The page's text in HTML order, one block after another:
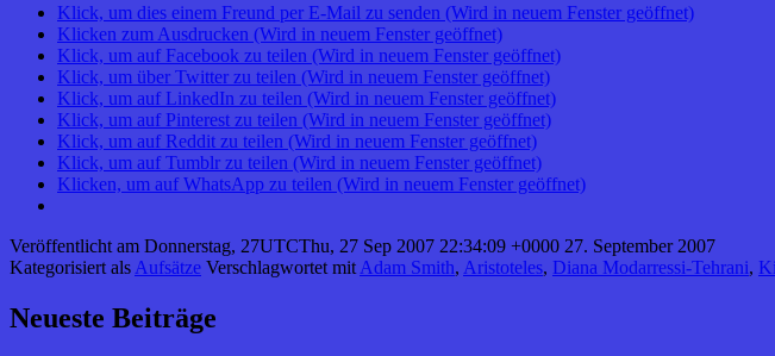
Klick, um dies einem Freund per E-Mail zu senden (Wird in neuem Fenster geöffnet)
Klicken zum Ausdrucken (Wird in neuem Fenster geöffnet)
Klick, um auf Facebook zu teilen (Wird in neuem Fenster geöffnet)
Klick, um über Twitter zu teilen (Wird in neuem Fenster geöffnet)
Klick, um auf LinkedIn zu teilen (Wird in neuem Fenster geöffnet)
Klick, um auf Pinterest zu teilen (Wird in neuem Fenster geöffnet)
Klick, um auf Reddit zu teilen (Wird in neuem Fenster geöffnet)
Klick, um auf Tumblr zu teilen (Wird in neuem Fenster geöffnet)
Klicken, um auf WhatsApp zu teilen (Wird in neuem Fenster geöffnet)
Veröffentlicht am Donnerstag, 27UTCThu, 27 Sep 2007 22:34:09 +0000 27. September 2007
Kategorisiert als Aufsätze Verschlagwortet mit Adam Smith, Aristoteles, Diana Modarressi-Tehrani,
Neueste Beiträge